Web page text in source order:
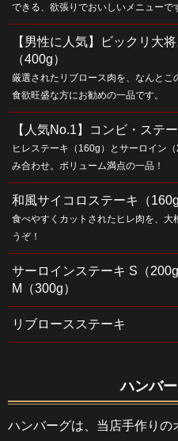
できる、欲張りでおいしいメニューで
【男性に人気】ビックリ大
（400g）
厳選されたリブロース肉を、なんとこ
食欲旺盛な方にお勧めの一品です。
【人気No.1】コンビ・ステ
ヒレステーキ（160g）とサーロイン
み合わせ。ボリューム満点の一品！
和風サイコロステーキ（160g
食べやすくカットされたヒレ肉を、大
うぞ！
サーロインステーキ S（200g
M（300g）
リブロースステーキ
ハンバ
ハンバーグは、当店手作りの